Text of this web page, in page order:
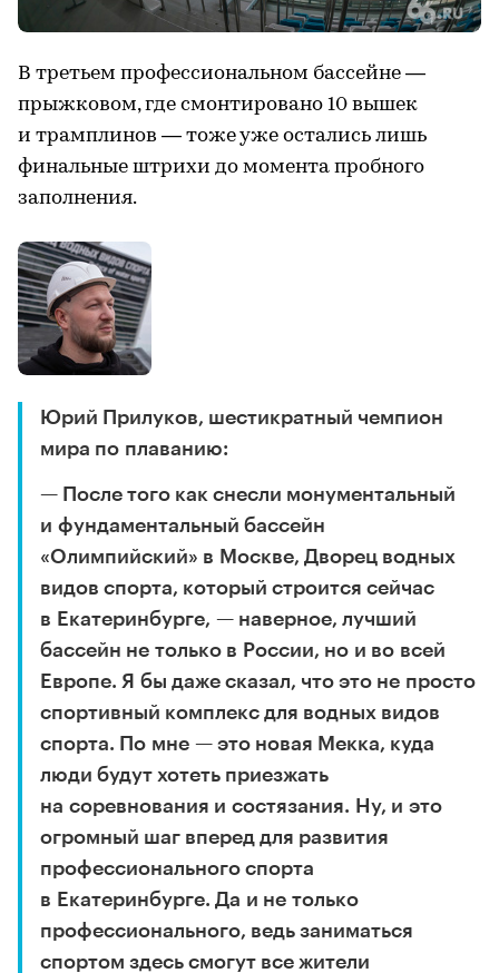
В третьем профессиональном бассейне —
прыжковом, где смонтировано 10 вышек
и трамплинов — тоже уже остались лишь
финальные штрихи до момента пробного
заполнения.
Юрий Прилуков, шестикратный чемпион
мира по плаванию:
— После того как снесли монументальный
и фундаментальный бассейн
«Олимпийский» в Москве, Дворец водных
видов спорта, который строится сейчас
в Екатеринбурге, — наверное, лучший
бассейн не только в России, но и во всей
Европе. Я бы даже сказал, что это не просто
спортивный комплекс для водных видов
спорта. По мне — это новая Мекка, куда
люди будут хотеть приезжать
на соревнования и состязания. Ну, и это
огромный шаг вперед для развития
профессионального спорта
в Екатеринбурге. Да и не только
профессионального, ведь заниматься
спортом здесь смогут все жители